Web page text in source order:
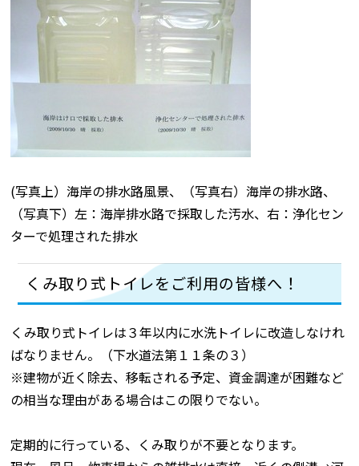
(写真上）海岸の排水路風景、（写真右）海岸の排水路、
（写真下）左：海岸排水路で採取した汚水、右：浄化セン
ターで処理された排水
くみ取り式トイレをご利用の皆様へ！
くみ取り式トイレは３年以内に水洗トイレに改造しなけれ
ばなりません。（下水道法第１１条の３）
※建物が近く除去、移転される予定、資金調達が困難など
の相当な理由がある場合はこの限りでない。
定期的に行っている、くみ取りが不要となります。